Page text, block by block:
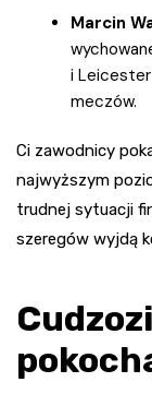
Marcin
i
meczów.
Ci zawodnicy
najwyższym
trudnej sytuacji
szeregów wyjdą